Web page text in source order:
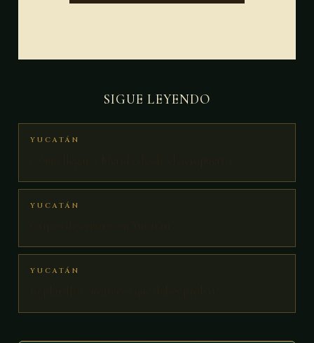
SIGUE LEYENDO
YUCATÁN
YUCATÁN
YUCATÁN